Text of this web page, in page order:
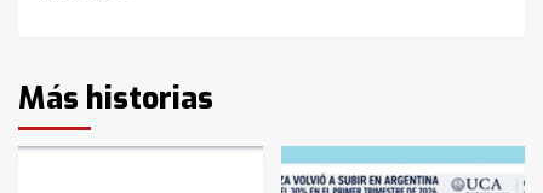
Más historias